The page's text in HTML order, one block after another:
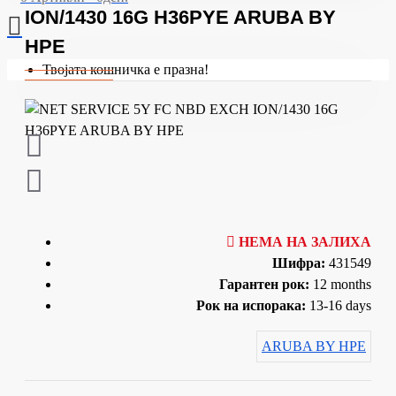
Твојата кошничка е празна!
ION/1430 16G H36PYE ARUBA BY
HPE
НЕМА НА ЗАЛИХА
Шифра: 431549
Гарантен рок: 12 months
Рок на испорака: 13-16 days
ARUBA BY HPE